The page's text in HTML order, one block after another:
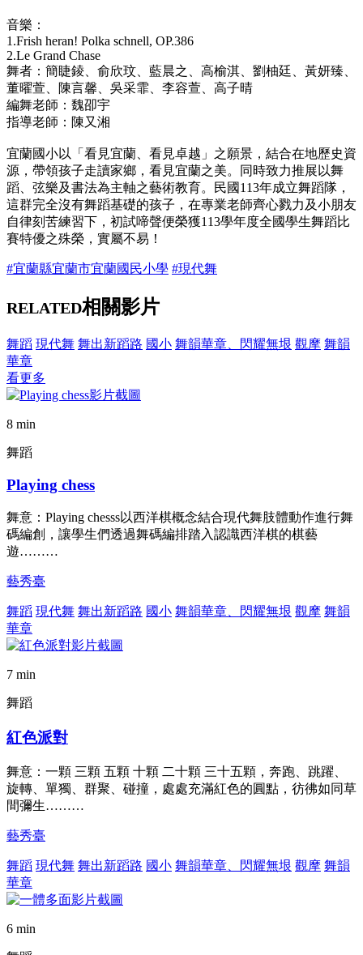
音樂：
1.Frish heran! Polka schnell, OP.386
2.Le Grand Chase
舞者：簡睫錂、俞欣玟、藍晨之、高榆淇、劉柚廷、黃妍臻、
董曜萱、陳言馨、吳采霏、李容萱、高子晴
編舞老師：魏卲宇
指導老師：陳又湘
宜蘭國小以「看見宜蘭、看見卓越」之願景，結合在地歷史資
源，帶領孩子走讀家鄉，看見宜蘭之美。同時致力推展以舞
蹈、弦樂及書法為主軸之藝術教育。民國113年成立舞蹈隊，
這群完全沒有舞蹈基礎的孩子，在專業老師齊心戮力及小朋友
自律刻苦練習下，初試啼聲便榮獲113學年度全國學生舞蹈比
賽特優之殊榮，實屬不易！
#宜蘭縣宜蘭市宜蘭國民小學 #現代舞
RELATED相關影片
舞蹈 現代舞 舞出新蹈路 國小 舞韻華章、閃耀無垠 觀摩 舞韻
華章
看更多
8 min
舞蹈
Playing chess
舞意：Playing chesss以西洋棋概念結合現代舞肢體動作進行舞
碼編創，讓學生們透過舞碼編排踏入認識西洋棋的棋藝
遊………
藝秀臺
舞蹈 現代舞 舞出新蹈路 國小 舞韻華章、閃耀無垠 觀摩 舞韻
華章
7 min
舞蹈
紅色派對
舞意：一顆 三顆 五顆 十顆 二十顆 三十五顆，奔跑、跳躍、
旋轉、單獨、群聚、碰撞，處處充滿紅色的圓點，彷彿如同草
間彌生………
藝秀臺
舞蹈 現代舞 舞出新蹈路 國小 舞韻華章、閃耀無垠 觀摩 舞韻
華章
6 min